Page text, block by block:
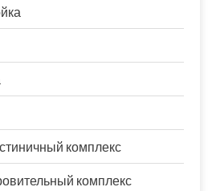
комплекс
комплекс